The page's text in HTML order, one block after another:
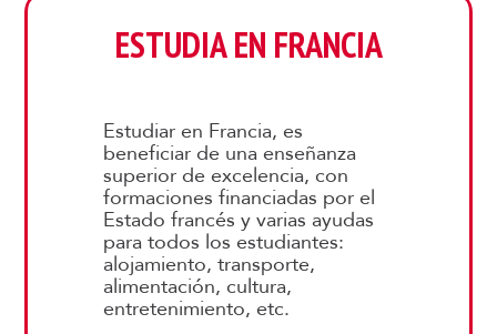
ESTUDIA EN FRANCIA
Estudiar en Francia, es
beneficiar de una enseñanza
superior de excelencia, con
formaciones financiadas por el
Estado francés y varias ayudas
para todos los estudiantes:
alojamiento, transporte,
alimentación, cultura,
entretenimiento, etc.